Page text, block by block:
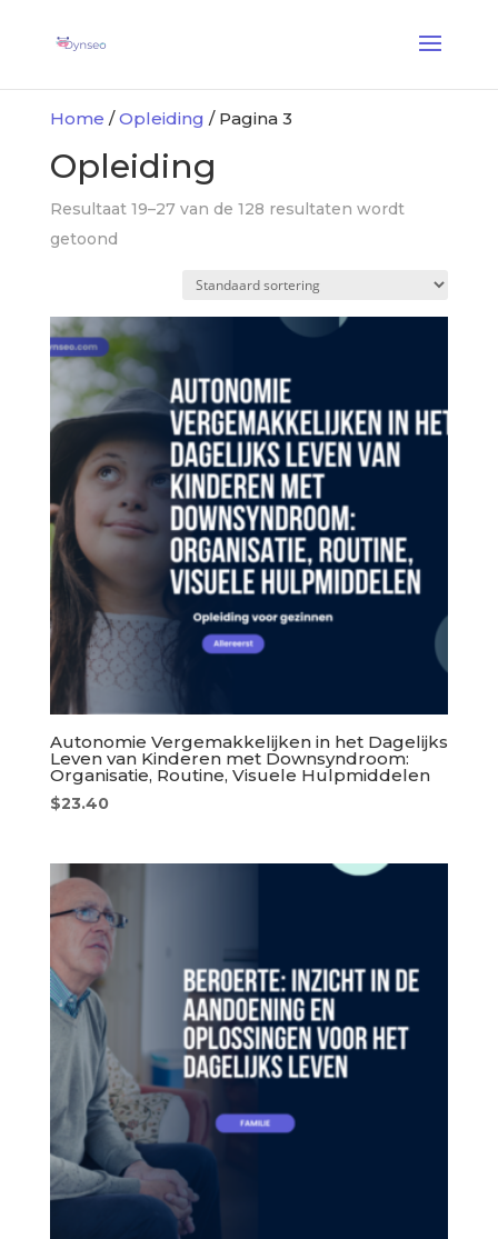
Home /Opleiding / Pagina 3
Opleiding
Resultaat 19–27 van de 128 resultaten wordt
getoond
Autonomie Vergemakkelijken in het Dagelijks
Leven van Kinderen met Downsyndroom:
Organisatie, Routine, Visuele Hulpmiddelen
$23.40